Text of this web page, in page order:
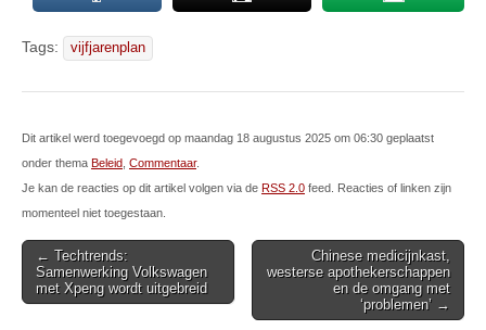
Tags: vijfjarenplan
Dit artikel werd toegevoegd op maandag 18 augustus 2025 om 06:30 geplaatst
onder thema Beleid Commentaar.
Je kan de reacties op dit artikel volgen via de RSS 2.0 feed. Reacties of linken zijn
momenteel niet toegestaan.
Post
navigation
← Techtrends:
Samenwerking Volkswagen
met Xpeng wordt uitgebreid
Chinese medicijnkast,
westerse apothekerschappen
en de omgang met
‘problemen’ →